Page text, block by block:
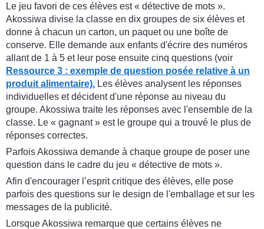
Le jeu favori de ces élèves est « détective de mots ».
Akossiwa divise la classe en dix groupes de six élèves et
donne à chacun un carton, un paquet ou une boîte de
conserve. Elle demande aux enfants d'écrire des numéros
allant de 1 à 5 et leur pose ensuite cinq questions (voir
Ressource 3 : exemple de question posée relative à un
produit alimentaire). Les élèves analysent les réponses
individuelles et décident d'une réponse au niveau du
groupe. Akossiwa traite les réponses avec l'ensemble de la
classe. Le « gagnant » est le groupe qui a trouvé le plus de
réponses correctes.
Parfois Akossiwa demande à chaque groupe de poser une
question dans le cadre du jeu « détective de mots ».
Afin d'encourager l’esprit critique des élèves, elle pose
parfois des questions sur le design de l'emballage et sur les
messages de la publicité.
Lorsque Akossiwa remarque que certains élèves ne